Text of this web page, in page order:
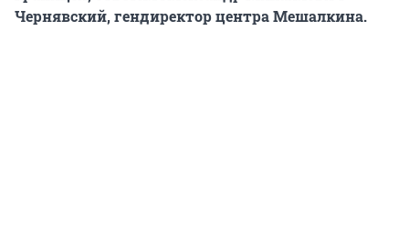
Чернявский, гендиректор центра Мешалкина.